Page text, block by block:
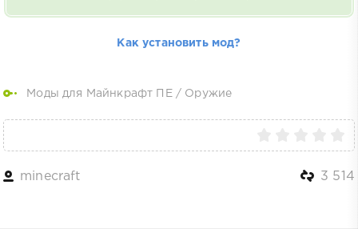
Как установить мод?
Моды для Майнкрафт ПЕ / Оружие
minecraft 3 514